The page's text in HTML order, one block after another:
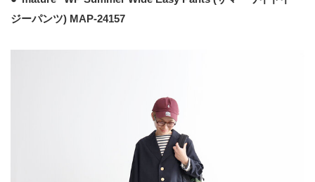
ジーパンツ) MAP-24157